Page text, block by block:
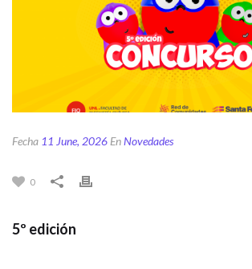
Fecha 11 June, 2026 EnNovedades
0
5º edición